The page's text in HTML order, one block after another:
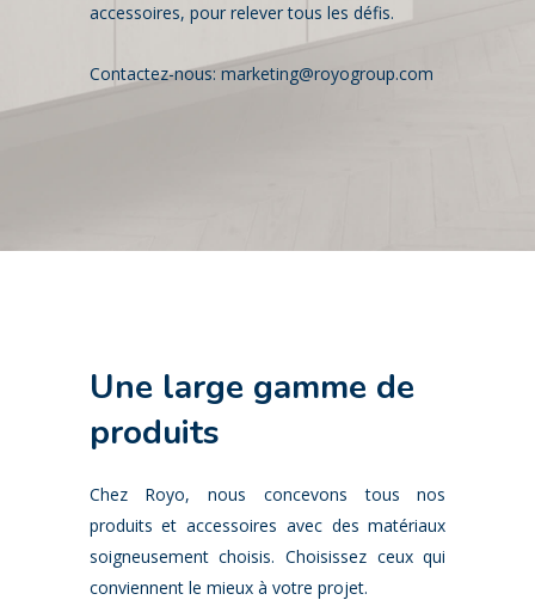
accessoires, pour relever tous les défis.
Contactez-nous: marketing@royogroup.com
Une large gamme de
produits
Chez Royo, nous concevons tous nos
produits et accessoires avec des matériaux
soigneusement choisis. Choisissez ceux qui
conviennent le mieux à votre projet.